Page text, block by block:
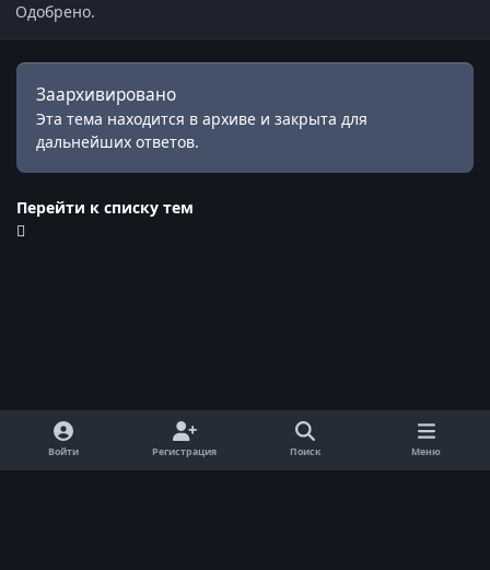
Одобрено.
Заархивировано
Эта тема находится в архиве и закрыта для
дальнейших ответов.
Перейти к списку тем
Войти Регистрация Поиск Меню